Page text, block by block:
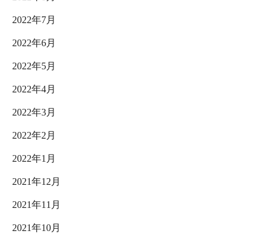
2022年7月
2022年6月
2022年5月
2022年4月
2022年3月
2022年2月
2022年1月
2021年12月
2021年11月
2021年10月